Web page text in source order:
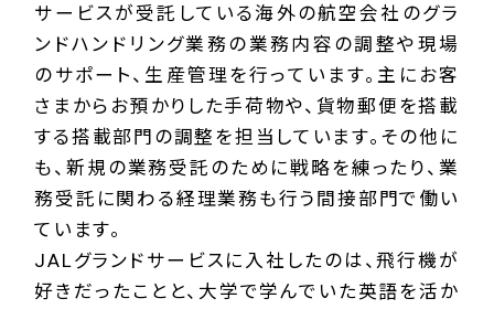
サービスが受託している海外の航空会社のグラ
ンドハンドリング業務の業務内容の調整や現場
のサポート、生産管理を行っています。主にお客
さまからお預かりした手荷物や、貨物郵便を搭載
する搭載部門の調整を担当しています。その他に
も、新規の業務受託のために戦略を練ったり、業
務受託に関わる経理業務も行う間接部門で働い
ています。
JALグランドサービスに入社したのは、飛行機が
好きだったことと、大学で学んでいた英語を活か